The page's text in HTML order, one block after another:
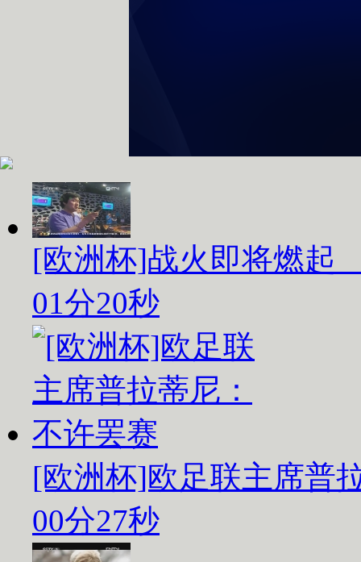
[欧洲杯]战火即将燃起
01分20秒
[欧洲杯]欧足联主席普
00分27秒